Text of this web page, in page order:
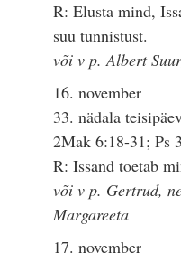
R: Elusta mind,
suu tunnistust.
või v p. Albert
16. november
33. nädala
2Mak 6:18-31; Ps
R: Issand toetab
või v p. Gertrud,
Margareeta
17. november